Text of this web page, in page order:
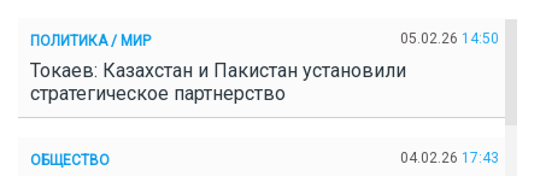
ПОЛИТИКА / МИР 05.02.26 14:50
Токаев: Казахстан и Пакистан установили
стратегическое партнерство
ОБЩЕСТВО 04.02.26 17:43